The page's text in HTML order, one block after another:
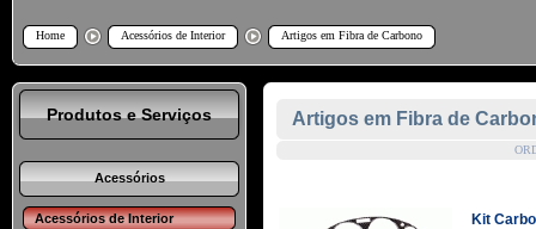
Home Acessórios de Interior Artigos em Fibra de Carbono
Produtos e Serviços
Acessórios
Acessórios de Interior
Artigos em Fibra de
Kit